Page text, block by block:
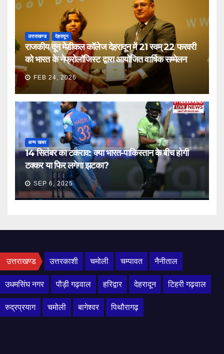
उत्तराखण्ड देहरादून
राजकीय दून मेडीकल कॉलेज देहरादून में 21 स्वम् 22 फरवरी
को भारत के नेफ्रोलॉजिस्ट द्वारा आयोजित वार्षिक सम्मेलन
FEB 24, 2026
अन्य खबर
14 सितंबर का टकराव: क्या भारत-पाकिस्तान के बीच होगी
टक्कर या फिर लगेगा झटका?
SEP 6, 2025
उत्तराखण्ड उत्तरकाशी चमोली चम्पावत नैनीताल
उधमसिंघ नगर पौड़ी गढ़वाल हरिद्वार देहरादून टिहरी गढ़वाल
रुद्रप्रयाग चमोली बागेश्वर पिथौरागढ़